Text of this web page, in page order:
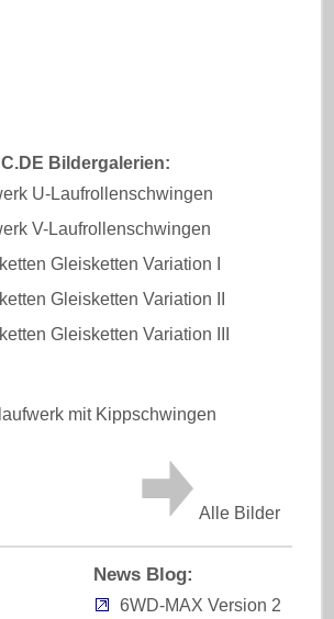
Bildergalerien:
U-Laufrollenschwingen
V-Laufrollenschwingen
Gleisketten Variation I
Gleisketten Variation II
Gleisketten Variation III
mit Kippschwingen
Alle Bilder
News Blog:
6WD-MAX Version 2